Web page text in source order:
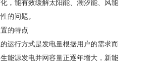
，能有效缓解太阳能、潮汐能、风能
的问题。
的特点
运行方式是发电量根据用户的需求而
能源发电并网容量正逐年增大，新能